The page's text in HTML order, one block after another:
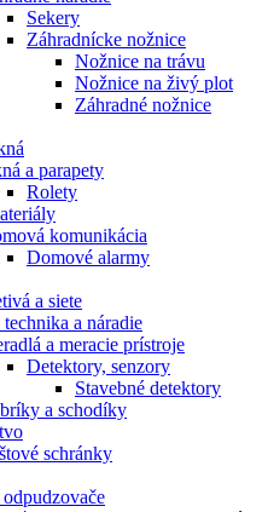
Sekery
Záhradnícke nožnice
Nožnice na trávu
Nožnice na živý plot
Záhradné nožnice
a parapety
Rolety
komunikácia
Domové alarmy
a siete
technika a náradie
a meracie prístroje
Detektory, senzory
Stavebné detektory
a schodíky
schránky